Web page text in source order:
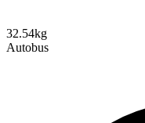
32.54kg
Autobus